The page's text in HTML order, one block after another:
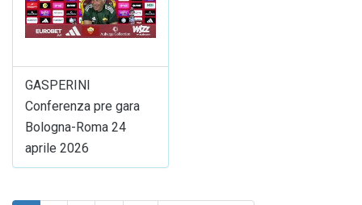
GASPERINI
Conferenza pre gara
Bologna-Roma 24
aprile 2026